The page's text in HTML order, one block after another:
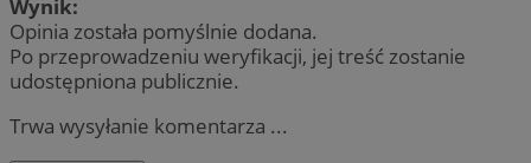
Wynik:
Opinia została pomyślnie dodana.
Po przeprowadzeniu weryfikacji, jej treść zostanie
udostępniona publicznie.
Trwa wysyłanie komentarza ...